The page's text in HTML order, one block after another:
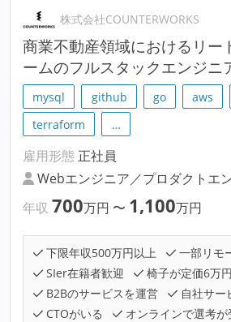
株式会社COUNTERWORKS
商業不動産領域におけるリー
ームのフルスタックエンジニ
mysql github go aws
terraform
…
雇用形態 正社員
Webエンジニア／プロダクトエ
年収 700万円 〜 1,100万円
下限年収500万円以上
一部リモ
SIer在籍者歓迎
椅子が定価6万
B2Bのサービスを運営
自社サー
CTOがいる
オンラインで選考が